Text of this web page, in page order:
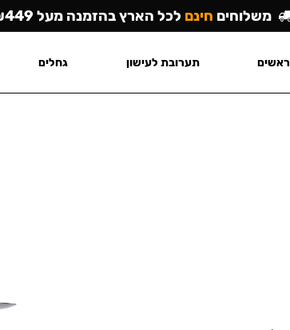
משלוחים חינם לכל הארץ בהזמנה מעל ₪449
ראשים תערובת לעישון גחלים